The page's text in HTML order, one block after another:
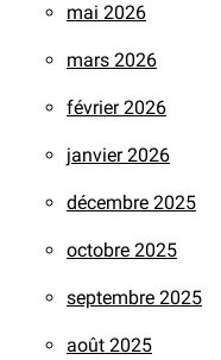
mai 2026
mars 2026
février 2026
janvier 2026
décembre 2025
octobre 2025
septembre 2025
août 2025